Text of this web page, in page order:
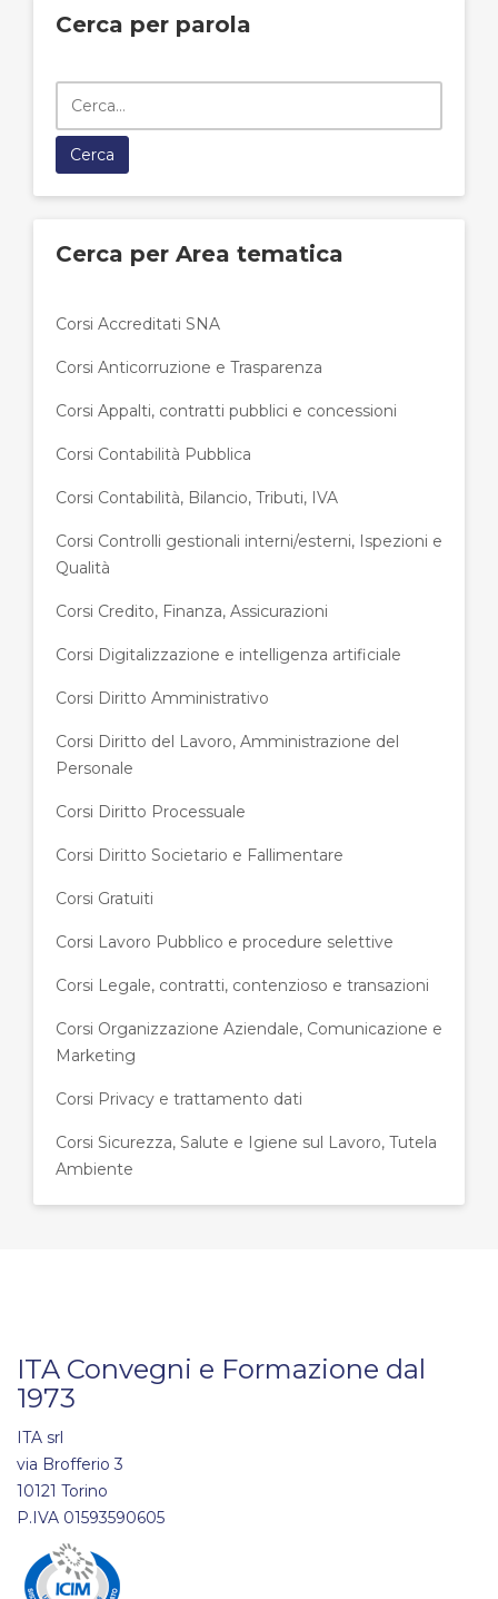
Cerca per parola
Cerca per Area tematica
Corsi Accreditati SNA
Corsi Anticorruzione e Trasparenza
Corsi Appalti, contratti pubblici e concessioni
Corsi Contabilità Pubblica
Corsi Contabilità, Bilancio, Tributi, IVA
Corsi Controlli gestionali interni/esterni, Ispezioni e
Qualità
Corsi Credito, Finanza, Assicurazioni
Corsi Digitalizzazione e intelligenza artificiale
Corsi Diritto Amministrativo
Corsi Diritto del Lavoro, Amministrazione del
Personale
Corsi Diritto Processuale
Corsi Diritto Societario e Fallimentare
Corsi Gratuiti
Corsi Lavoro Pubblico e procedure selettive
Corsi Legale, contratti, contenzioso e transazioni
Corsi Organizzazione Aziendale, Comunicazione e
Marketing
Corsi Privacy e trattamento dati
Corsi Sicurezza, Salute e Igiene sul Lavoro, Tutela
Ambiente
ITA Convegni e Formazione dal
1973
ITA srl
via Brofferio 3
10121 Torino
P.IVA 01593590605